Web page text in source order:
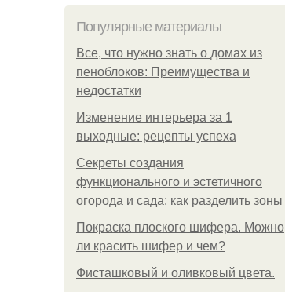
Популярные материалы
Все, что нужно знать о домах из
пеноблоков: Преимущества и
недостатки
Изменение интерьера за 1
выходные: рецепты успеха
Секреты создания
функционального и эстетичного
огорода и сада: как разделить зоны
Покраска плоского шифера. Можно
ли красить шифер и чем?
Фисташковый и оливковый цвета.